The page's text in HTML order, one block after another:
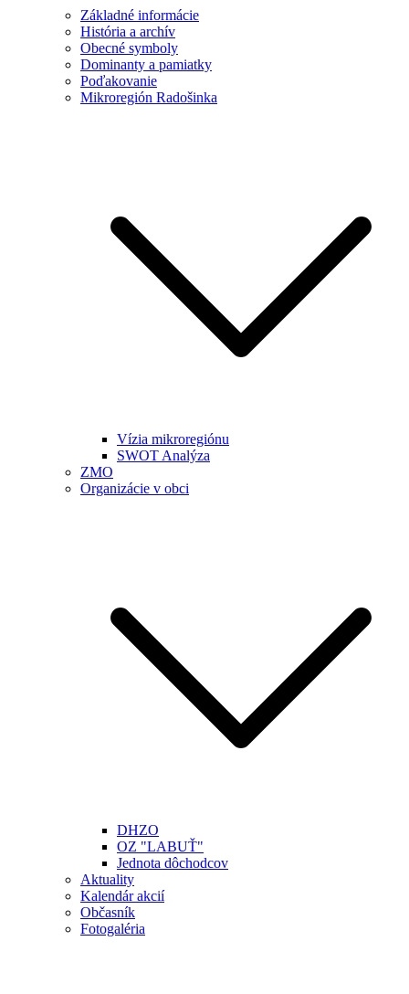
Základné informácie
História a archív
Obecné symboly
Dominanty a pamiatky
Poďakovanie
Mikroregión Radošinka
Vízia mikroregiónu
SWOT Analýza
ZMO
Organizácie v obci
DHZO
OZ "LABUŤ"
Jednota dôchodcov
Aktuality
Kalendár akcií
Občasník
Fotogaléria